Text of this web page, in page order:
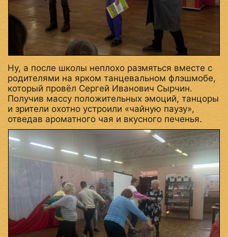
Ну, а после школы неплохо размяться вместе с
родителями на ярком танцевальном флэшмобе,
который провёл Сергей Иванович Сырчин.
Получив массу положительных эмоций, танцоры
и зрители охотно устроили «чайную паузу»,
отведав ароматного чая и вкусного печенья.